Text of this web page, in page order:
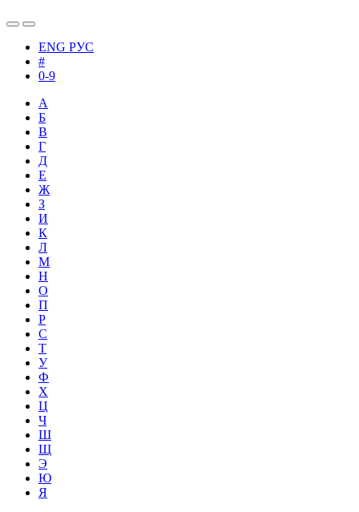
ENG РУС
#
0-9
А
Б
В
Г
Д
Е
Ж
З
И
К
Л
М
Н
О
П
Р
С
Т
У
Ф
Х
Ц
Ч
Ш
Щ
Э
Ю
Я